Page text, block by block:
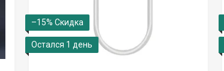
–15%
Остался 1 день